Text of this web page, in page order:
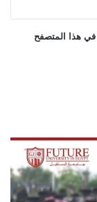
في هذا المتصفح